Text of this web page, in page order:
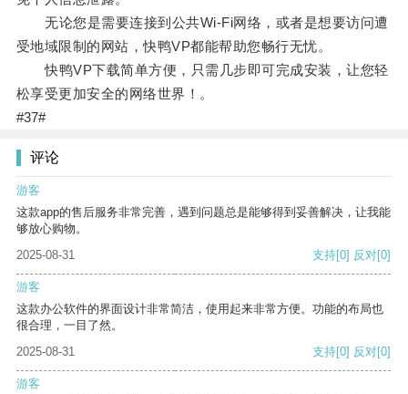
无论您是需要连接到公共Wi-Fi网络，或者是想要访问遭
受地域限制的网站，快鸭VP都能帮助您畅行无忧。
快鸭VP下载简单方便，只需几步即可完成安装，让您轻
松享受更加安全的网络世界！。
#37#
评论
游客
这款app的售后服务非常完善，遇到问题总是能够得到妥善解决，让我能
够放心购物。
2025-08-31
支持[0] 反对[0]
游客
这款办公软件的界面设计非常简洁，使用起来非常方便。功能的布局也
很合理，一目了然。
2025-08-31
支持[0] 反对[0]
游客